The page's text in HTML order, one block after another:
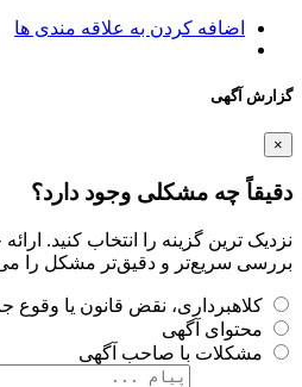
اضافه کردن به علاقه مندی ها
گزارش آگهی
×
دقیقاً چه مشکلی وجود دارد؟
نزدیک ترین گزینه را انتخاب کنید.
بررسی سریع‌تر و دقیق‌تر مشکل را
کلاهبرداری، نقض قانون یا وقوع
محتوای آگهی
مشکلات با صاحب آگهی